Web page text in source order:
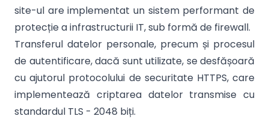
site-ul are implementat un sistem performant de
protecție a infrastructurii IT, sub formă de firewall.
Transferul datelor personale, precum și procesul
de autentificare, dacă sunt utilizate, se desfășoară
cu ajutorul protocolului de securitate HTTPS, care
implementează criptarea datelor transmise cu
standardul TLS - 2048 biți.